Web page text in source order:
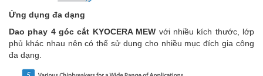
Ứng dụng đa dạng
Dao phay 4 góc cắt KYOCERA MEW với nhiều kích thước, lớp
phủ khác nhau nên có thể sử dụng cho nhiều mục đích gia công
đa dạng.